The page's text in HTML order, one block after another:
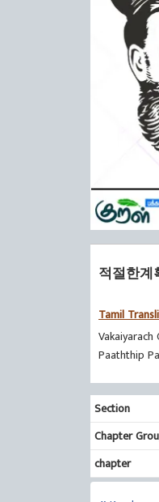
적절한계
Tamil
Paaththip
Section
Chapter
chapter